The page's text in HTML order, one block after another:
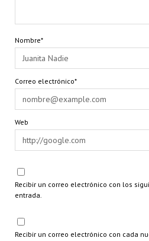
Nombre*
Correo electrónico*
Web
Recibir un correo electrónico con los
entrada.
Recibir un correo electrónico con cada